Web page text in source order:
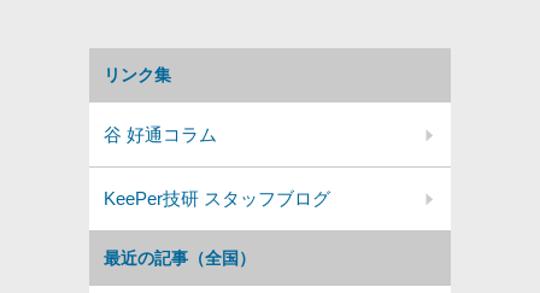
最近の記事（全国）
リンク集
谷 好通コラム
KeePer技研 スタッフブログ